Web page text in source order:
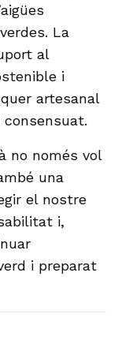
La
al
i
artesanal
no només vol
una
el nostre
i,
i preparat